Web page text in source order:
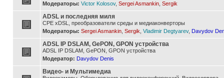
Модераторы: Victor Kolosov, Sergei Asmankin Sergik
ADSL и последняя миля
CPE xDSL, преобразователи среды и медиаконверторы
Модераторы: Sergei Asmankin Sergik Vladimir Degtyarev, Davydov
ADSL IP DSLAM, GePON, GPON устройства
ADSL IP DSLAM, GePON, GPON устройства
Модератор: Davydov Denis
Видео- и Мультимедиа